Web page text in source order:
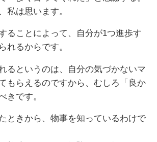
私は思います。
ることによって、自分が1つ進歩す
れるからです。
るというのは、自分の気づかないマ
もらえるのですから、むしろ「良か
きです。
ときから、物事を知っているわけで